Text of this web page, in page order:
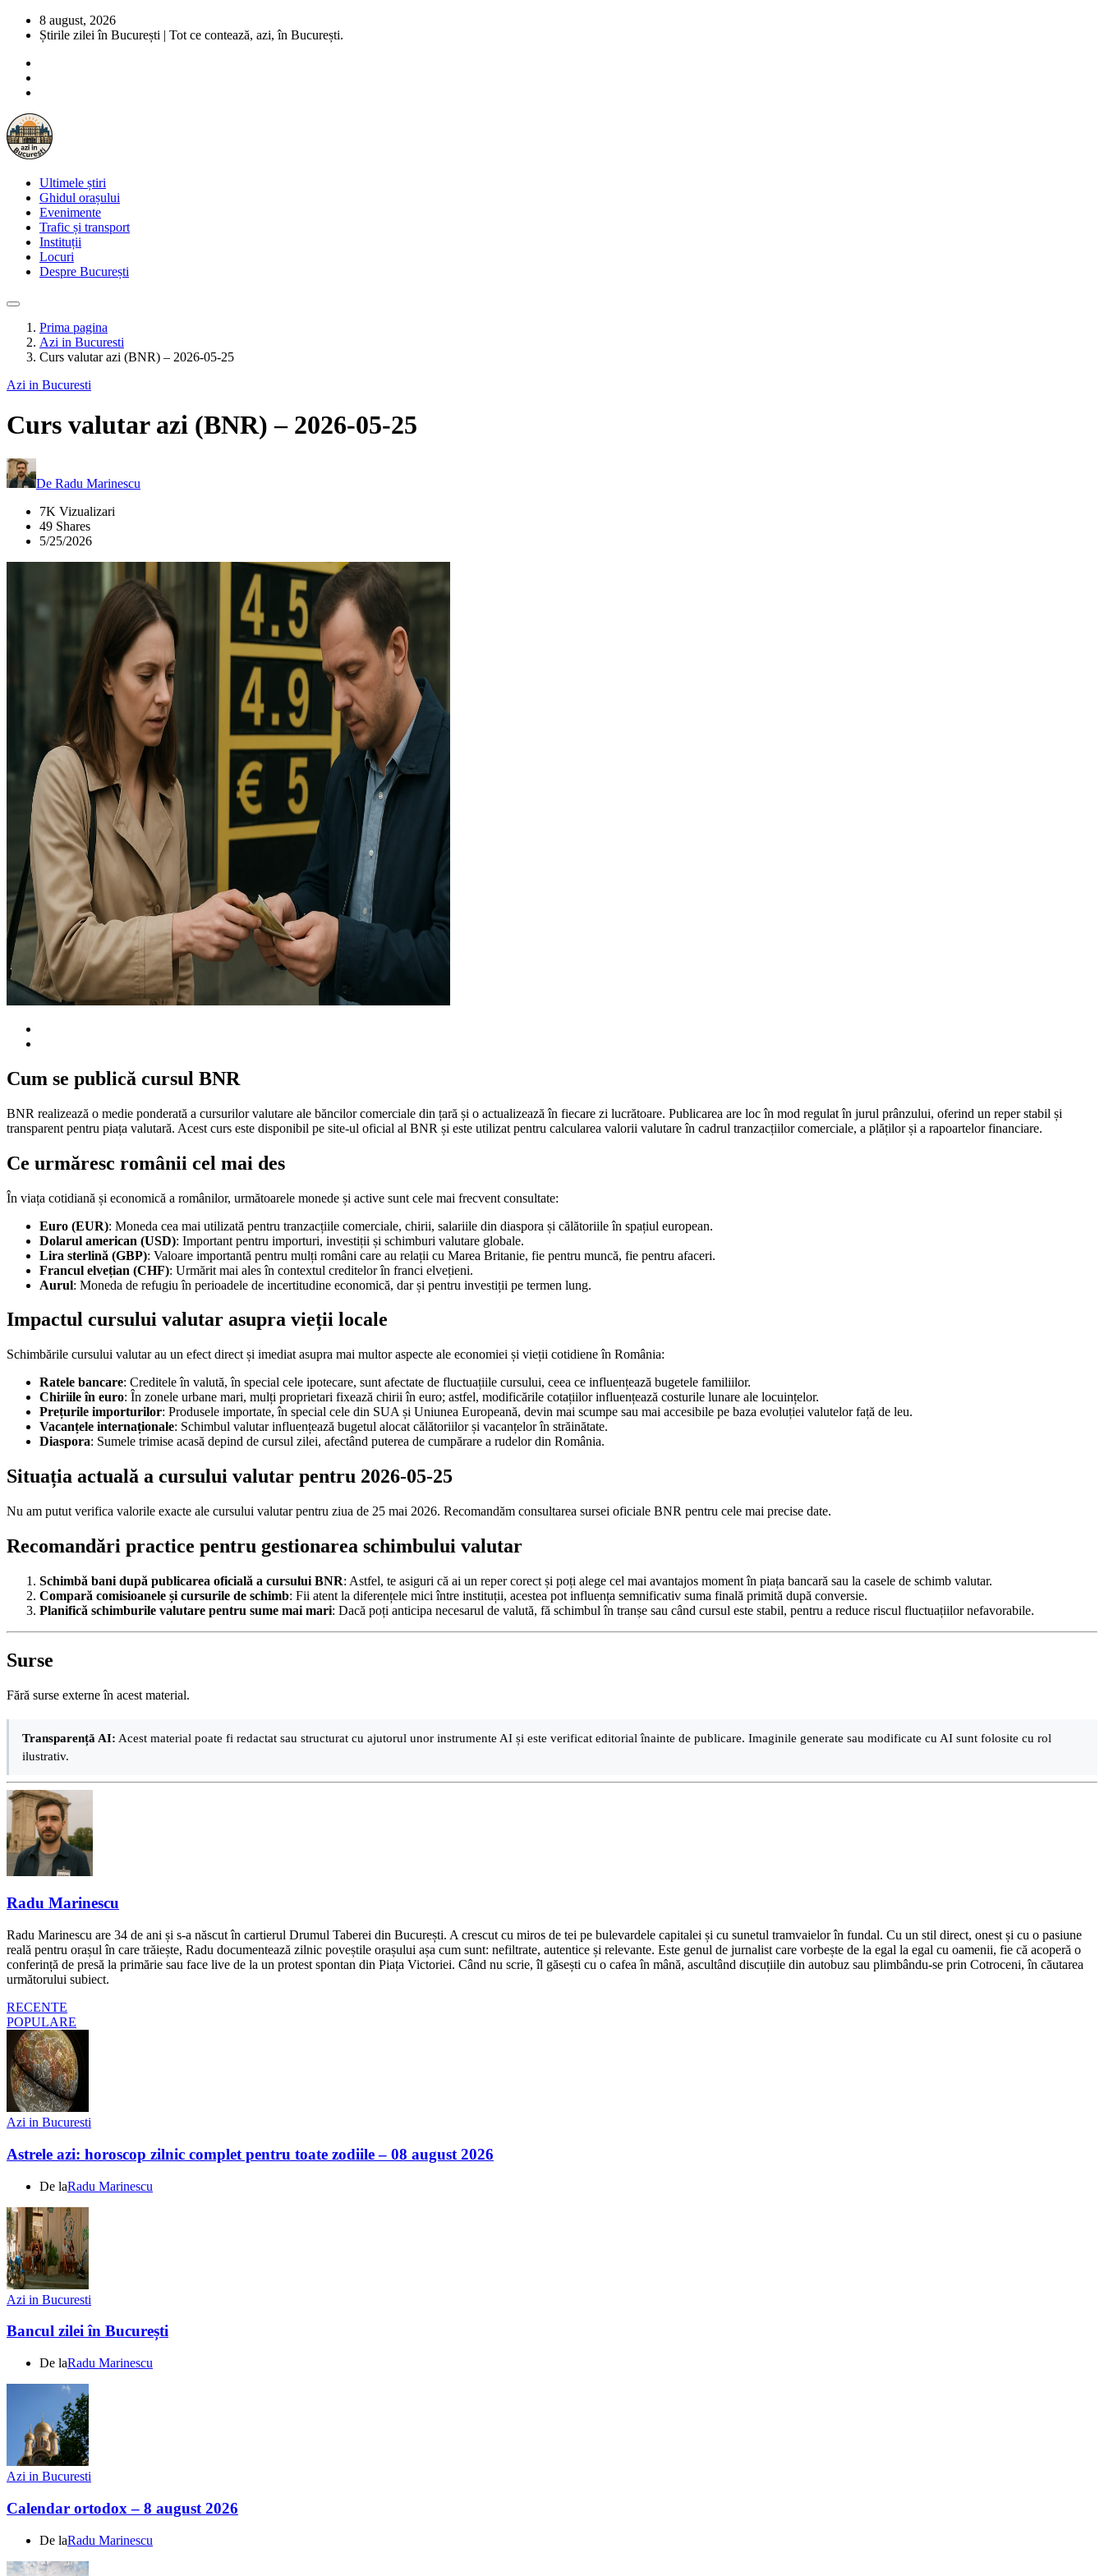
8 august, 2026
Știrile zilei în București | Tot ce contează, azi, în București.
Ultimele știri
Ghidul orașului
Evenimente
Trafic și transport
Instituții
Locuri
Despre București
Prima pagina
Azi in Bucuresti
Curs valutar azi (BNR) – 2026-05-25
Azi in Bucuresti
Curs valutar azi (BNR) – 2026-05-25
De Radu Marinescu
7K Vizualizari
49 Shares
5/25/2026
Cum se publică cursul BNR
BNR realizează o medie ponderată a cursurilor valutare ale băncilor comerciale din țară și o actualizează în fiecare zi lucrătoare. Publicarea are loc în mod regulat în jurul prânzului, oferind un reper stabil și
transparent pentru piața valutară. Acest curs este disponibil pe site-ul oficial al BNR și este utilizat pentru calcularea valorii valutare în cadrul tranzacțiilor comerciale, a plăților și a rapoartelor financiare.
Ce urmăresc românii cel mai des
În viața cotidiană și economică a românilor, următoarele monede și active sunt cele mai frecvent consultate:
Euro (EUR): Moneda cea mai utilizată pentru tranzacțiile comerciale, chirii, salariile din diaspora și călătoriile în spațiul european.
Dolarul american (USD): Important pentru importuri, investiții și schimburi valutare globale.
Lira sterlină (GBP): Valoare importantă pentru mulți români care au relații cu Marea Britanie, fie pentru muncă, fie pentru afaceri.
Francul elvețian (CHF): Urmărit mai ales în contextul creditelor în franci elvețieni.
Aurul: Moneda de refugiu în perioadele de incertitudine economică, dar și pentru investiții pe termen lung.
Impactul cursului valutar asupra vieții locale
Schimbările cursului valutar au un efect direct și imediat asupra mai multor aspecte ale economiei și vieții cotidiene în România:
Ratele bancare: Creditele în valută, în special cele ipotecare, sunt afectate de fluctuațiile cursului, ceea ce influențează bugetele familiilor.
Chiriile în euro: În zonele urbane mari, mulți proprietari fixează chirii în euro; astfel, modificările cotațiilor influențează costurile lunare ale locuințelor.
Prețurile importurilor: Produsele importate, în special cele din SUA și Uniunea Europeană, devin mai scumpe sau mai accesibile pe baza evoluției valutelor față de leu.
Vacanțele internaționale: Schimbul valutar influențează bugetul alocat călătoriilor și vacanțelor în străinătate.
Diaspora: Sumele trimise acasă depind de cursul zilei, afectând puterea de cumpărare a rudelor din România.
Situația actuală a cursului valutar pentru 2026-05-25
Nu am putut verifica valorile exacte ale cursului valutar pentru ziua de 25 mai 2026. Recomandăm consultarea sursei oficiale BNR pentru cele mai precise date.
Recomandări practice pentru gestionarea schimbului valutar
Schimbă bani după publicarea oficială a cursului BNR: Astfel, te asiguri că ai un reper corect și poți alege cel mai avantajos moment în piața bancară sau la casele de schimb valutar.
Compară comisioanele și cursurile de schimb: Fii atent la diferențele mici între instituții, acestea pot influența semnificativ suma finală primită după conversie.
Planifică schimburile valutare pentru sume mai mari: Dacă poți anticipa necesarul de valută, fă schimbul în tranșe sau când cursul este stabil, pentru a reduce riscul fluctuațiilor nefavorabile.
Surse
Fără surse externe în acest material.
Transparență AI: Acest material poate fi redactat sau structurat cu ajutorul unor instrumente AI și este verificat editorial înainte de publicare. Imaginile generate sau modificate cu AI sunt folosite cu rol
ilustrativ.
Radu Marinescu
Radu Marinescu are 34 de ani și s-a născut în cartierul Drumul Taberei din București. A crescut cu miros de tei pe bulevardele capitalei și cu sunetul tramvaielor în fundal. Cu un stil direct, onest și cu o pasiune
reală pentru orașul în care trăiește, Radu documentează zilnic poveștile orașului așa cum sunt: nefiltrate, autentice și relevante. Este genul de jurnalist care vorbește de la egal la egal cu oamenii, fie că acoperă o
conferință de presă la primărie sau face live de la un protest spontan din Piața Victoriei. Când nu scrie, îl găsești cu o cafea în mână, ascultând discuțiile din autobuz sau plimbându-se prin Cotroceni, în căutarea
următorului subiect.
RECENTE
POPULARE
Azi in Bucuresti
Astrele azi: horoscop zilnic complet pentru toate zodiile – 08 august 2026
De laRadu Marinescu
Azi in Bucuresti
Bancul zilei în București
De laRadu Marinescu
Azi in Bucuresti
Calendar ortodox – 8 august 2026
De laRadu Marinescu